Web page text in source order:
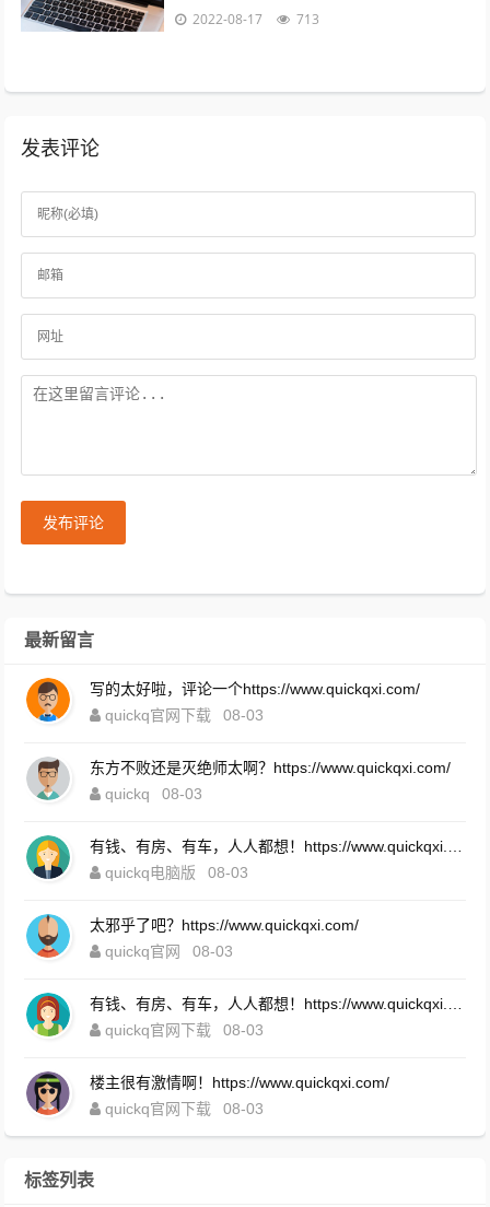
在互联网（Internet）、企业内部网
2022-08-17 713
发表评论
发布评论
最新留言
写的太好啦，评论一个https://www.quickqxi.com/
quickq官网下载
08-03
东方不败还是灭绝师太啊？https://www.quickqxi.com/
quickq
08-03
有钱、有房、有车，人人都想！https://www.quickqxi.com/
quickq电脑版
08-03
太邪乎了吧？https://www.quickqxi.com/
quickq官网
08-03
有钱、有房、有车，人人都想！https://www.quickqxi.com/
quickq官网下载
08-03
楼主很有激情啊！https://www.quickqxi.com/
quickq官网下载
08-03
标签列表